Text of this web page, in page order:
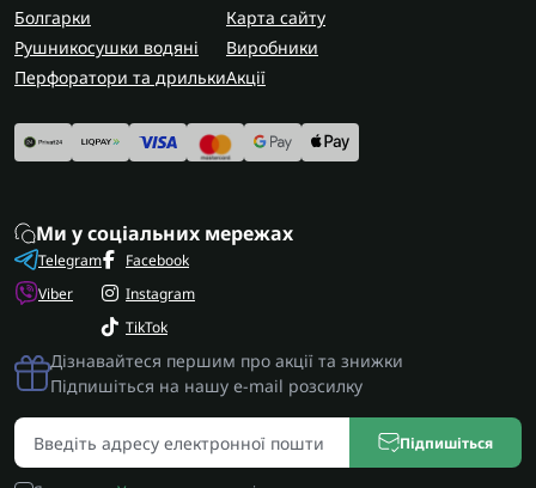
Болгарки
Рушникосушки водяні
Перфоратори та дрильки
Карта сайту
Виробники
Акції
Ми у соціальних мережах
Telegram
Viber
Facebook
Instagram
TikTok
Дізнавайтеся першим про акції та знижки
Підпишіться на нашу e-mail розсилку
Підпишіться